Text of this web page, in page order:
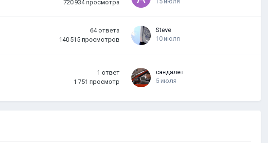
720 934 просмотра
64 ответа
140 515 просмотров
Steve
10 июля
1 ответ
1 751 просмотр
сандалет
5 июля